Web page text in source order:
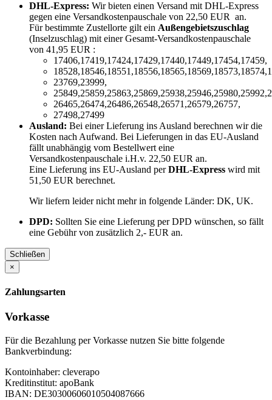
DHL-Express: Wir bieten einen Versand mit DHL-Express
gegen eine Versandkostenpauschale von 22,50 EUR an.
Für bestimmte Zustellorte gilt ein Außengebietszuschlag
(Inselzuschlag) mit einer Gesamt-Versandkostenpauschale
von 41,95 EUR :
17406,17419,17424,17429,17440,17449,17454,17459,
23769,23999,
26465,26474,26486,26548,26571,26579,26757,
27498,27499
Ausland: Bei einer Lieferung ins Ausland berechnen wir die
Kosten nach Aufwand. Bei Lieferungen in das EU-Ausland
fällt unabhängig vom Bestellwert eine
Versandkostenpauschale i.H.v. 22,50 EUR an.
Eine Lieferung ins EU-Ausland perDHL-Express wird mit
51,50 EUR berechnet.
Wir liefern leider nicht mehr in folgende Länder: DK, UK.
DPD: Sollten Sie eine Lieferung per DPD wünschen, so fällt
eine Gebühr von zusätzlich 2,- EUR an.
Schließen
×
Zahlungsarten
Vorkasse
Für die Bezahlung per Vorkasse nutzen Sie bitte folgende
Bankverbindung:
Kontoinhaber: cleverapo
Kreditinstitut: apoBank
IBAN: DE30300606010504087666